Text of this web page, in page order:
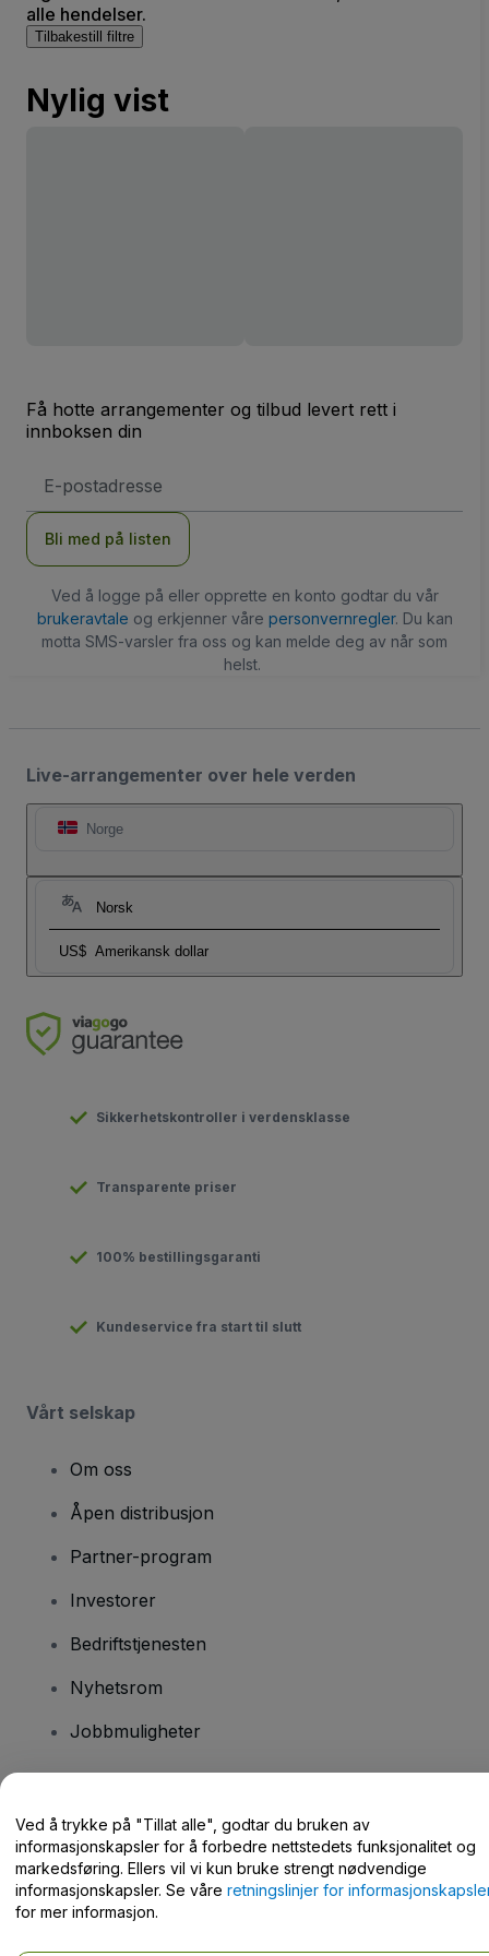
alle hendelser.
Tilbakestill filtre
Nylig vist
Få hotte arrangementer og tilbud levert rett i
innboksen din
postadresse
Bli med på listen
Ved å logge på eller opprette en konto godtar du vår
brukeravtale og erkjenner våre personvernregler. Du kan
motta SMS-varsler fra oss og kan melde deg av når som
helst.
Live-arrangementer over hele verden
Norge
Norsk
US$ Amerikansk dollar
Sikkerhetskontroller i verdensklasse
Transparente priser
100% bestillingsgaranti
Kundeservice fra start til slutt
Vårt selskap
Om oss
Åpen distribusjon
Partner-program
Investorer
Bedriftstjenesten
Nyhetsrom
Jobbmuligheter
Hjelpesenter / kontakt oss
Ved å trykke på "Tillat alle", godtar du bruken av
informasjonskapsler for å forbedre nettstedets funksjonalitet og
markedsføring. Ellers vil vi kun bruke strengt nødvendige
informasjonskapsler. Se våre retningslinjer for
for mer informasjon.